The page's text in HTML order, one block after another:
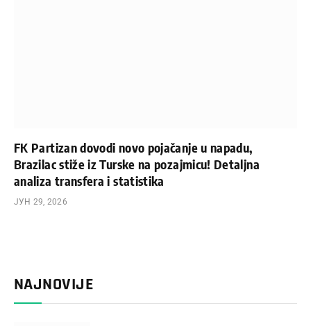
FK Partizan dovodi novo pojačanje u napadu,
Brazilac stiže iz Turske na pozajmicu! Detaljna
analiza transfera i statistika
ЈУН 29, 2026
NAJNOVIJE